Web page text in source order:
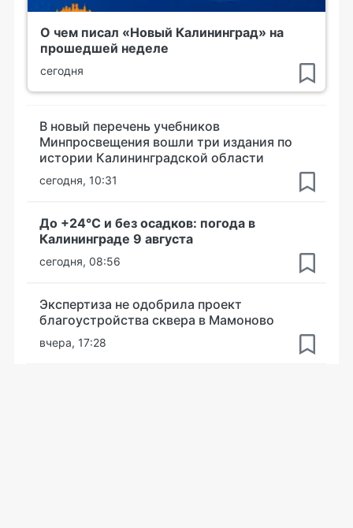
О чем писал «Новый Калининград» на
прошедшей неделе
сегодня
В новый перечень учебников
Минпросвещения вошли три издания по
истории Калининградской области
сегодня, 10:31
До +24°С и без осадков: погода в
Калининграде 9 августа
сегодня, 08:56
Экспертиза не одобрила проект
благоустройства сквера в Мамоново
вчера, 17:28